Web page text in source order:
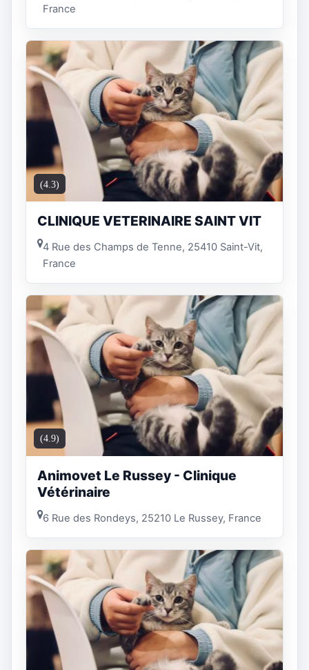
France
(4.3)
CLINIQUE VETERINAIRE SAINT VIT
4 Rue des Champs de Tenne, 25410 Saint-Vit,
France
(4.9)
Animovet Le Russey - Clinique
Vétérinaire
6 Rue des Rondeys, 25210 Le Russey, France